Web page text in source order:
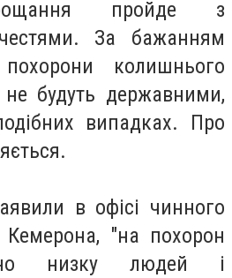
пройде з
За бажанням
колишнього
не будуть державними,
випадках. Про
в офісі чинного
"на похорон
низку людей і